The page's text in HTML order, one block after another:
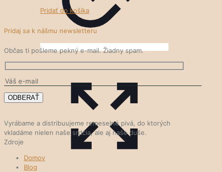
Pridať do košíka
Pridaj sa k nášmu newsletteru
Občas ti pošleme pekný e-mail. Žiadny spam.
Vyrábame a distribuujeme remeselné pivá, do ktorých
vkladáme nielen naše srdcia, ale aj naše duše.
Zdroje
Domov
Blog